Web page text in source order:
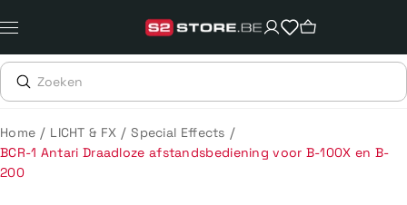
naar
content
Home / LICHT & FX / Special Effects /
BCR-1 Antari Draadloze afstandsbediening voor B-100X en B-
200